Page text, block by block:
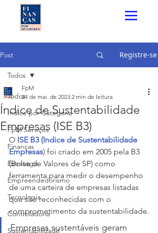
Post Registre-se
Todos
Índice por Categoria
FpM Serviços
Finanças
Estratégia
Empreendedorismo
Tecnologia
Controladoria
Sustentabilidade
Todos
Índice de Sustentabilidade
Empresas (ISE B3)
FpM
24 de mai. de 2023 2 min de leitura
O ISE B3 (Indice de Sustentabilidade
Empresas) foi criado em 2005 pela B3
(Bolsa de Valores de SP) como
ferramenta para medir o desempenho
de uma carteira de empresas listadas
que são reconhecidas com o
comprometimento da sustentabilidade.
Empresas sustentáveis geram